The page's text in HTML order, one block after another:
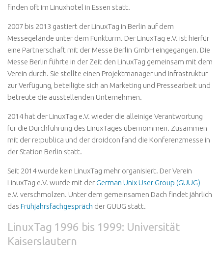
finden oft im Linuxhotel in Essen statt.
2007 bis 2013 gastiert der LinuxTag in Berlin auf dem
Messegelände unter dem Funkturm. Der LinuxTag e.V. ist hierfür
eine Partnerschaft mit der Messe Berlin GmbH eingegangen. Die
Messe Berlin führte in der Zeit den LinuxTag gemeinsam mit dem
Verein durch. Sie stellte einen Projektmanager und Infrastruktur
zur Verfügung, beteiligte sich an Marketing und Pressearbeit und
betreute die ausstellenden Unternehmen.
2014 hat der LinuxTag e.V. wieder die alleinige Verantwortung
für die Durchführung des LinuxTages übernommen. Zusammen
mit der re:publica und der droidcon fand die Konferenzmesse in
der Station Berlin statt.
Seit 2014 wurde kein LinuxTag mehr organisiert. Der Verein
LinuxTag e.V. wurde mit der German Unix User Group (GUUG)
e.V. verschmolzen. Unter dem gemeinsamen Dach findet jährlich
das Frühjahrsfachgespräch der GUUG statt.
LinuxTag 1996 bis 1999: Universität
Kaiserslautern